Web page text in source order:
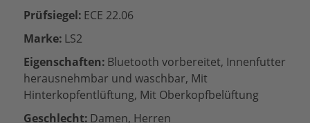
Prüfsiegel: ECE 22.06
Marke: LS2
Eigenschaften: Bluetooth vorbereitet, Innenfutter
herausnehmbar und waschbar, Mit
Hinterkopfentlüftung, Mit Oberkopfbelüftung
Geschlecht: Damen, Herren